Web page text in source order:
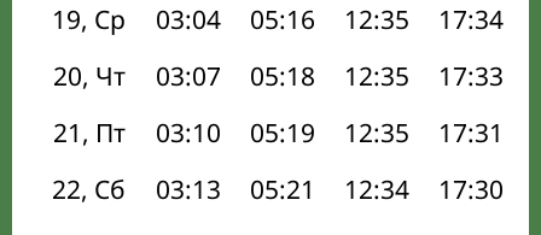
19, Ср
03:04 05:16 12:35 17:34
20, Чт
03:07 05:18 12:35 17:33
21, Пт
03:10 05:19 12:35 17:31
22, Сб
03:13 05:21 12:34 17:30